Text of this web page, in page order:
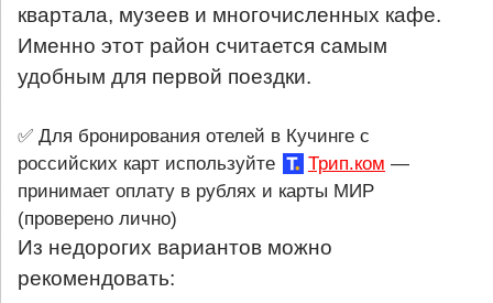
квартала, музеев и многочисленных кафе.
Именно этот район считается самым
удобным для первой поездки.
✅ Для бронирования отелей в Кучинге с
российских карт используйте
Трип.ком —
принимает оплату в рублях и карты МИР
(проверено лично)
Из недорогих вариантов можно
рекомендовать: